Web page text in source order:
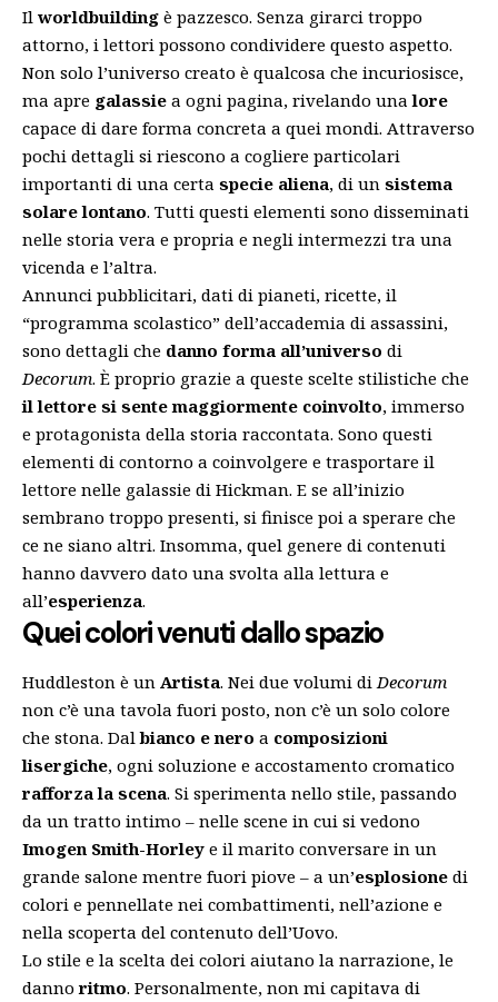
Il worldbuilding è pazzesco. Senza girarci troppo
attorno, i lettori possono condividere questo aspetto.
Non solo l’universo creato è qualcosa che incuriosisce,
ma apre galassie a ogni pagina, rivelando unalore
capace di dare forma concreta a quei mondi. Attraverso
pochi dettagli si riescono a cogliere particolari
importanti di una certa specie aliena, di un sistema
solare lontano. Tutti questi elementi sono disseminati
nelle storia vera e propria e negli intermezzi tra una
vicenda e l’altra.
Annunci pubblicitari, dati di pianeti, ricette, il
“programma scolastico” dell’accademia di assassini,
sono dettagli che danno forma all’universo di
Decorum. È proprio grazie a queste scelte stilistiche che
il lettore si sente maggiormente coinvolto, immerso
e protagonista della storia raccontata. Sono questi
elementi di contorno a coinvolgere e trasportare il
lettore nelle galassie di Hickman. E se all’inizio
sembrano troppo presenti, si finisce poi a sperare che
ce ne siano altri. Insomma, quel genere di contenuti
hanno davvero dato una svolta alla lettura e
all’esperienza.
Quei colori venuti dallo spazio
Huddleston è un Artista. Nei due volumi di Decorum
non c’è una tavola fuori posto, non c’è un solo colore
che stona. Dalbianco e nero a composizioni
lisergiche, ogni soluzione e accostamento cromatico
rafforza la scena. Si sperimenta nello stile, passando
da un tratto intimo – nelle scene in cui si vedono
Imogen Smith-Horley e il marito conversare in un
grande salone mentre fuori piove – a un’esplosione di
colori e pennellate nei combattimenti, nell’azione e
nella scoperta del contenuto dell’Uovo.
Lo stile e la scelta dei colori aiutano la narrazione, le
dannoritmo. Personalmente, non mi capitava di